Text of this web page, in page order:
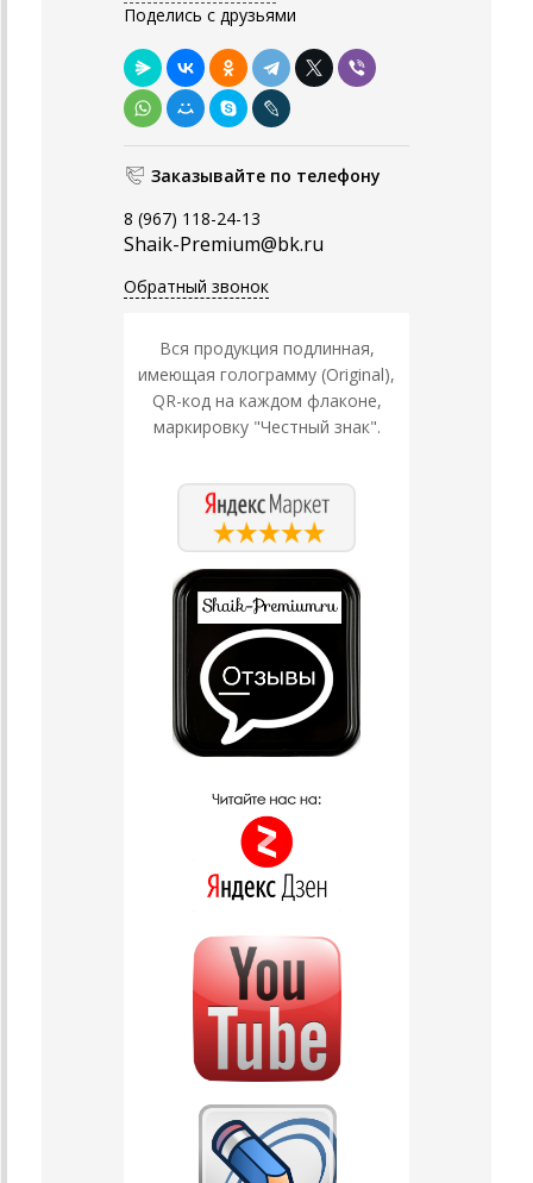
Поделись с друзьями
Заказывайте по телефону
8 (967) 118-24-13
Shaik-Premium@bk.ru
Обратный звонок
Вся продукция подлинная,
имеющая голограмму (Original),
QR-код на каждом флаконе,
маркировку "Честный знак".